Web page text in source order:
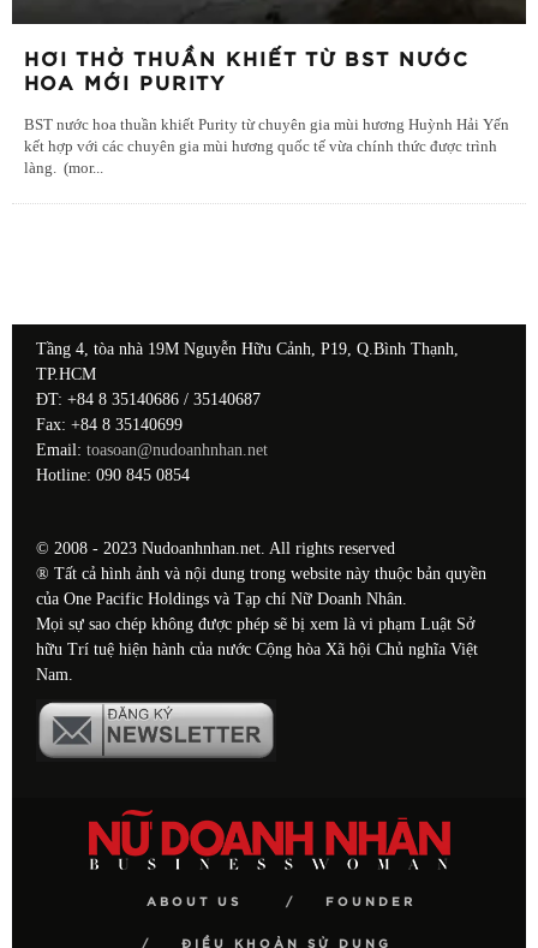
HƠI THỞ THUẦN KHIẾT TỪ BST NƯỚC
HOA MỚI PURITY
BST nước hoa thuần khiết Purity từ chuyên gia mùi hương Huỳnh Hải Yến
kết hợp với các chuyên gia mùi hương quốc tế vừa chính thức được trình
làng. (mor...
Tầng 4, tòa nhà 19M Nguyễn Hữu Cảnh, P19, Q.Bình Thạnh,
TP.HCM
ĐT: +84 8 35140686 / 35140687
Fax: +84 8 35140699
Email: toasoan@nudoanhnhan.net
Hotline: 090 845 0854
© 2008 - 2023 Nudoanhnhan.net. All rights reserved
® Tất cả hình ảnh và nội dung trong website này thuộc bản quyền
của One Pacific Holdings và Tạp chí Nữ Doanh Nhân.
Mọi sự sao chép không được phép sẽ bị xem là vi phạm Luật Sở
hữu Trí tuệ hiện hành của nước Cộng hòa Xã hội Chủ nghĩa Việt
Nam.
ABOUT US FOUNDER
ĐIỀU KHOẢN SỬ DỤNG